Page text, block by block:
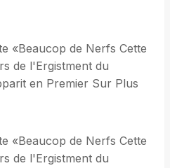
«Beaucop de Nerfs Cette
de l'Ergistment du
en Premier Sur Plus
«Beaucop de Nerfs Cette
de l'Ergistment du